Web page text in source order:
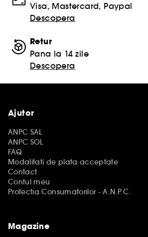
Visa, Mastercard, Paypal
Descopera
Retur
Pana la 14 zile
Descopera
Ajutor
ANPC SAL
ANPC SOL
FAQ
Modalitati de plata acceptate
Contact
Contul meu
Protectia Consumatorilor - A.N.P.C.
Magazine